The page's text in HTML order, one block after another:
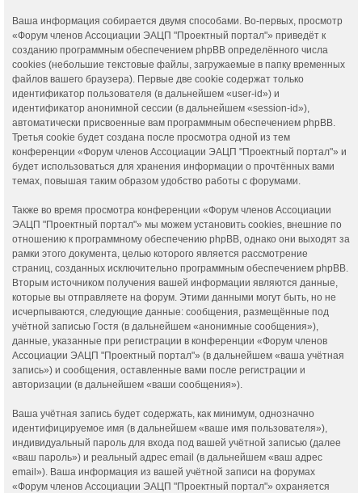
Ваша информация собирается двумя способами. Во-первых, просмотр
«Форум членов Ассоциации ЭАЦП "Проектный портал"» приведёт к
созданию программным обеспечением phpBB определённого числа
cookies (небольшие текстовые файлы, загружаемые в папку временных
файлов вашего браузера). Первые две cookie содержат только
идентификатор пользователя (в дальнейшем «user-id») и
идентификатор анонимной сессии (в дальнейшем «session-id»),
автоматически присвоенные вам программным обеспечением phpBB.
Третья cookie будет создана после просмотра одной из тем
конференции «Форум членов Ассоциации ЭАЦП "Проектный портал"» и
будет использоваться для хранения информации о прочтённых вами
темах, повышая таким образом удобство работы с форумами.
Также во время просмотра конференции «Форум членов Ассоциации
ЭАЦП "Проектный портал"» мы можем установить cookies, внешние по
отношению к программному обеспечению phpBB, однако они выходят за
рамки этого документа, целью которого является рассмотрение
страниц, созданных исключительно программным обеспечением phpBB.
Вторым источником получения вашей информации являются данные,
которые вы отправляете на форум. Этими данными могут быть, но не
исчерпываются, следующие данные: сообщения, размещённые под
учётной записью Гостя (в дальнейшем «анонимные сообщения»),
данные, указанные при регистрации в конференции «Форум членов
Ассоциации ЭАЦП "Проектный портал"» (в дальнейшем «ваша учётная
запись») и сообщения, оставленные вами после регистрации и
авторизации (в дальнейшем «ваши сообщения»).
Ваша учётная запись будет содержать, как минимум, однозначно
идентифицируемое имя (в дальнейшем «ваше имя пользователя»),
индивидуальный пароль для входа под вашей учётной записью (далее
«ваш пароль») и реальный адрес email (в дальнейшем «ваш адрес
email»). Ваша информация из вашей учётной записи на форумах
«Форум членов Ассоциации ЭАЦП "Проектный портал"» охраняется